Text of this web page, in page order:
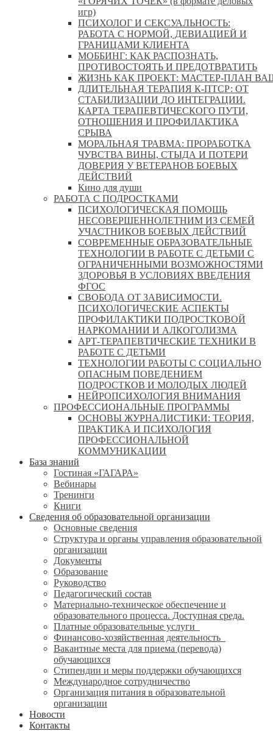
игр)
ПСИХОЛОГ И СЕКСУАЛЬНОСТЬ:
РАБОТА С НОРМОЙ, ДЕВИАЦИЕЙ И
ГРАНИЦАМИ КЛИЕНТА
МОББИНГ: КАК РАСПОЗНАТЬ,
ПРОТИВОСТОЯТЬ И ПРЕДОТВРАТИТЬ
ЖИЗНЬ КАК ПРОЕКТ: МАСТЕР‑ПЛАН
ДЛИТЕЛЬНАЯ ТЕРАПИЯ К-ПТСР: ОТ
СТАБИЛИЗАЦИИ ДО ИНТЕГРАЦИИ.
КАРТА ТЕРАПЕВТИЧЕСКОГО ПУТИ,
ОТНОШЕНИЯ И ПРОФИЛАКТИКА
СРЫВА
МОРАЛЬНАЯ ТРАВМА: ПРОРАБОТКА
ЧУВСТВА ВИНЫ, СТЫДА И ПОТЕРИ
ДОВЕРИЯ У ВЕТЕРАНОВ БОЕВЫХ
ДЕЙСТВИЙ
Кино для души
РАБОТА С ПОДРОСТКАМИ
ПСИХОЛОГИЧЕСКАЯ ПОМОЩЬ
НЕСОВЕРШЕННОЛЕТНИМ ИЗ СЕМЕЙ
УЧАСТНИКОВ БОЕВЫХ ДЕЙСТВИЙ
СОВРЕМЕННЫЕ ОБРАЗОВАТЕЛЬНЫЕ
ТЕХНОЛОГИИ В РАБОТЕ С ДЕТЬМИ С
ОГРАНИЧЕННЫМИ ВОЗМОЖНОСТЯМИ
ЗДОРОВЬЯ В УСЛОВИЯХ ВВЕДЕНИЯ
ФГОС
СВОБОДА ОТ ЗАВИСИМОСТИ.
ПСИХОЛОГИЧЕСКИЕ АСПЕКТЫ
ПРОФИЛАКТИКИ ПОДРОСТКОВОЙ
НАРКОМАНИИ И АЛКОГОЛИЗМА
АРТ-ТЕРАПЕВТИЧЕСКИЕ ТЕХНИКИ В
РАБОТЕ С ДЕТЬМИ
ТЕХНОЛОГИИ РАБОТЫ С СОЦИАЛЬНО
ОПАСНЫМ ПОВЕДЕНИЕМ
ПОДРОСТКОВ И МОЛОДЫХ ЛЮДЕЙ
НЕЙРОПСИХОЛОГИЯ ВНИМАНИЯ
ПРОФЕССИОНАЛЬНЫЕ ПРОГРАММЫ
ОСНОВЫ ЖУРНАЛИСТИКИ: ТЕОРИЯ,
ПРАКТИКА И ПСИХОЛОГИЯ
ПРОФЕССИОНАЛЬНОЙ
КОММУНИКАЦИИ
База знаний
Гостиная «ГАГАРА»
Вебинары
Тренинги
Книги
Сведения об образовательной организации
Основные сведения
Структура и органы управления образовательной
организации
Документы
Образование
Руководство
Педагогический состав
Материально-техническое обеспечение и
образовательного процесса. Доступная среда.
Платные образовательные услуги
Финансово-хозяйственная деятельность
Вакантные места для приема (перевода)
обучающихся
Стипендии и меры поддержки обучающихся
Международное сотрудничество
Организация питания в образовательной
организации
Новости
Контакты